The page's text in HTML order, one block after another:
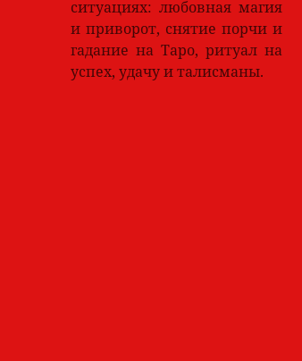
ситуациях: любовная магия
и приворот, снятие порчи и
гадание на Таро, ритуал на
успех, удачу и талисманы.